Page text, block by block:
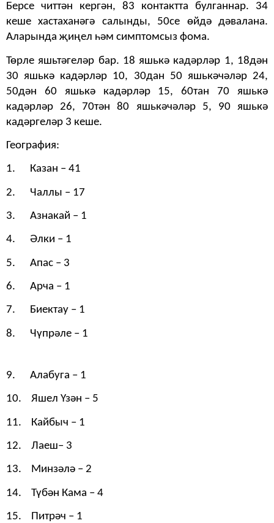
Берсе читтән кергән, 83 контактта булганнар. 34
кеше хастаханәгә салынды, 50се өйдә дәвалана.
Аларында җиңел һәм симптомсыз фома.
Төрле яшьтәгеләр бар. 18 яшькә кадәрләр 1, 18дән
30 яшькә кадәрләр 10, 30дан 50 яшькәчәләр 24,
50дән 60 яшькә кадәрләр 15, 60тан 70 яшькә
кадәрләр 26, 70тән 80 яшькәчәләр 5, 90 яшькә
кадәргеләр 3 кеше.
География:
1. Казан – 41
2. Чаллы – 17
3. Азнакай – 1
4. Әлки – 1
5. Апас – 3
6. Арча – 1
7. Биектау – 1
8. Чүпрәле – 1
9. Алабуга – 1
10. Яшел Үзән – 5
11. Кайбыч – 1
12. Лаеш– 3
13. Минзәлә – 2
14. Түбән Кама – 4
15. Питрәч – 1